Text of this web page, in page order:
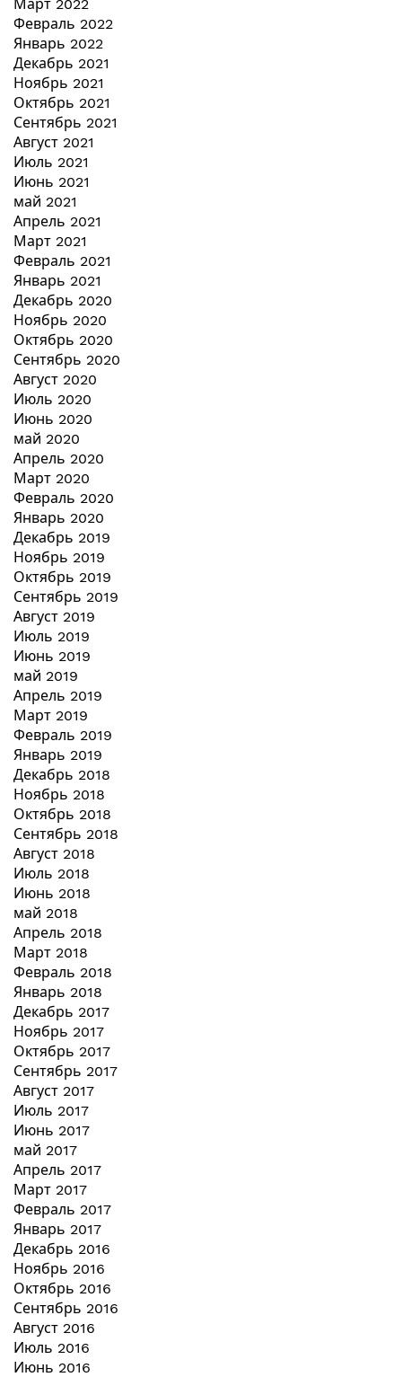
Март 2022
Февраль 2022
Январь 2022
Декабрь 2021
Ноябрь 2021
Октябрь 2021
Сентябрь 2021
Август 2021
Июль 2021
Июнь 2021
май 2021
Апрель 2021
Март 2021
Февраль 2021
Январь 2021
Декабрь 2020
Ноябрь 2020
Октябрь 2020
Сентябрь 2020
Август 2020
Июль 2020
Июнь 2020
май 2020
Апрель 2020
Март 2020
Февраль 2020
Январь 2020
Декабрь 2019
Ноябрь 2019
Октябрь 2019
Сентябрь 2019
Август 2019
Июль 2019
Июнь 2019
май 2019
Апрель 2019
Март 2019
Февраль 2019
Январь 2019
Декабрь 2018
Ноябрь 2018
Октябрь 2018
Сентябрь 2018
Август 2018
Июль 2018
Июнь 2018
май 2018
Апрель 2018
Март 2018
Февраль 2018
Январь 2018
Декабрь 2017
Ноябрь 2017
Октябрь 2017
Сентябрь 2017
Август 2017
Июль 2017
Июнь 2017
май 2017
Апрель 2017
Март 2017
Февраль 2017
Январь 2017
Декабрь 2016
Ноябрь 2016
Октябрь 2016
Сентябрь 2016
Август 2016
Июль 2016
Июнь 2016